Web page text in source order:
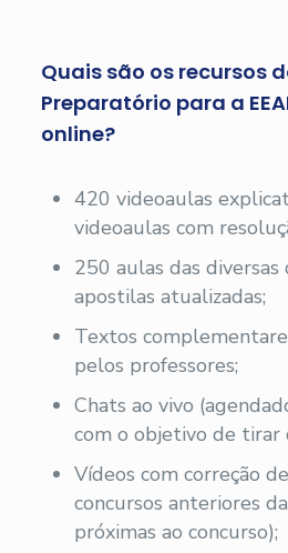
Quais são os recursos
Preparatório para a
online?
420 videoaulas
videoaulas com
250 aulas das diversas
apostilas atualizadas;
Textos
pelos professores;
Chats ao vivo
com o objetivo de tirar
Vídeos com correção
concursos anteriores
próximas ao concurso);